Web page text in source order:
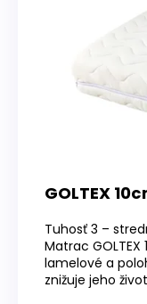
GOLTEX
Tuhosť 3 –
Matrac
lamelové a
znižuje jeho